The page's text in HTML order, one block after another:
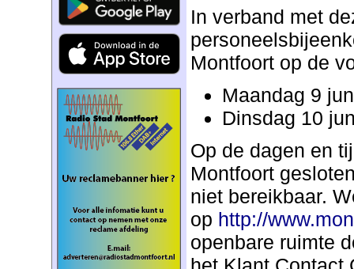
In verband met
Montfoort op de
Maandag 9
Dinsdag 10
Op de dagen en
Montfoort
niet bereikbaar.
op http://
openbare ruimte